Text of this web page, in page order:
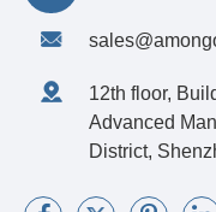
12th floor,
Advanced
District,